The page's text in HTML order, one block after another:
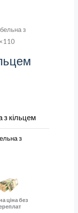
з
з кільцем
з
ціна без